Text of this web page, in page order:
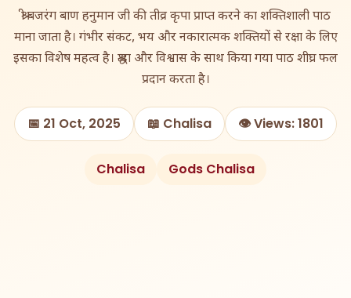
श्री बजरंग बाण हनुमान जी की तीव्र कृपा प्राप्त करने का शक्तिशाली पाठ
माना जाता है। गंभीर संकट, भय और नकारात्मक शक्तियों से रक्षा के लिए
इसका विशेष महत्व है। श्रद्धा और विश्वास के साथ किया गया पाठ शीघ्र फल
प्रदान करता है।
📅 21 Oct, 2025 📖 Chalisa 👁️ Views: 1801
Chalisa Gods Chalisa